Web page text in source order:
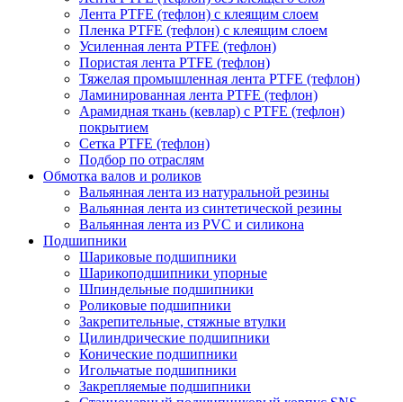
Лента PTFE (тефлон) с клеящим слоем
Пленка PTFE (тефлон) с клеящим слоем
Усиленная лента PTFE (тефлон)
Пористая лента PTFE (тефлон)
Тяжелая промышленная лента PTFE (тефлон)
Ламинированная лента PTFE (тефлон)
Арамидная ткань (кевлар) с PTFE (тефлон)
покрытием
Сетка PTFE (тефлон)
Подбор по отраслям
Обмотка валов и роликов
Вальянная лента из натуральной резины
Вальянная лента из синтетической резины
Вальянная лента из PVC и силикона
Подшипники
Шариковые подшипники
Шарикоподшипники упорные
Шпиндельные подшипники
Роликовые подшипники
Закрепительные, стяжные втулки
Цилиндрические подшипники
Конические подшипники
Игольчатые подшипники
Закрепляемые подшипники